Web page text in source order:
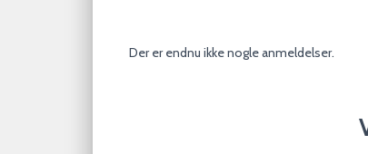
Der er endnu ikke nogle anmeldelser.